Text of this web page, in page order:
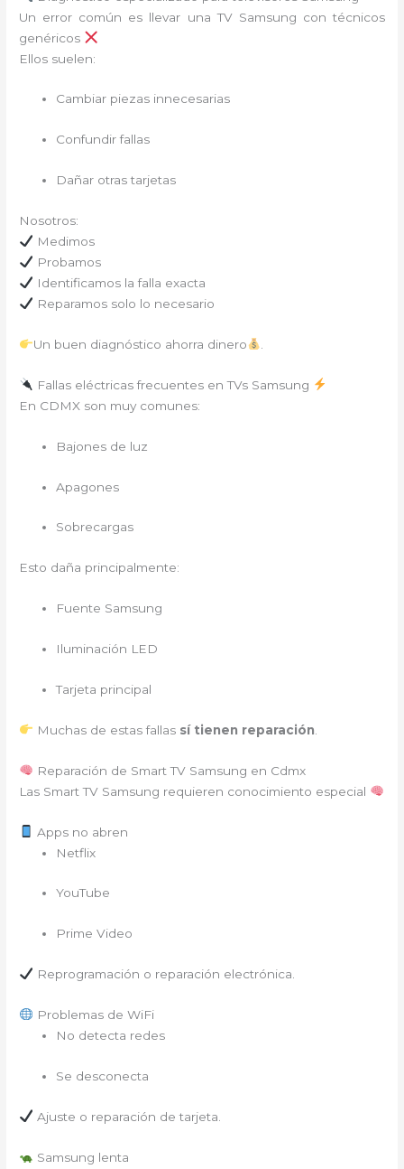
Un error común es llevar una TV Samsung con técnicos
genéricos
Ellos suelen:
Cambiar piezas innecesarias
Confundir fallas
Dañar otras tarjetas
Nosotros:
Medimos
Probamos
Identificamos la falla exacta
Reparamos solo lo necesario
Un buen diagnóstico ahorra dinero
Fallas eléctricas frecuentes en TVs Samsung
En CDMX son muy comunes:
Bajones de luz
Apagones
Sobrecargas
Esto daña principalmente:
Fuente Samsung
Iluminación LED
Tarjeta principal
Muchas de estas fallas sí tienen reparación
Reparación de Smart TV Samsung en Cdmx
Las Smart TV Samsung requieren conocimiento especial
Apps no abren
Netflix
YouTube
Prime Video
Reprogramación o reparación electrónica.
Problemas de WiFi
No detecta redes
Se desconecta
Ajuste o reparación de tarjeta.
Samsung lenta